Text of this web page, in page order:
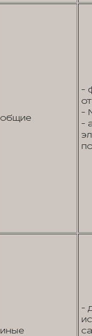
общие
-
-
-
иные
-